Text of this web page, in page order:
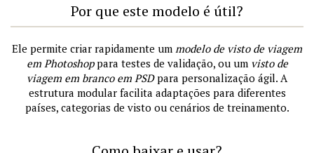
Por que este modelo é útil?
Ele permite criar rapidamente um modelo de visto de viagem
em Photoshoppara testes de validação, ou um visto de
viagem em branco em PSDpara personalização ágil. A
estrutura modular facilita adaptações para diferentes
países, categorias de visto ou cenários de treinamento.